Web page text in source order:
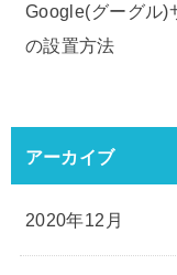
Google(グーグル)
の設置方法
アーカイブ
2020年12月